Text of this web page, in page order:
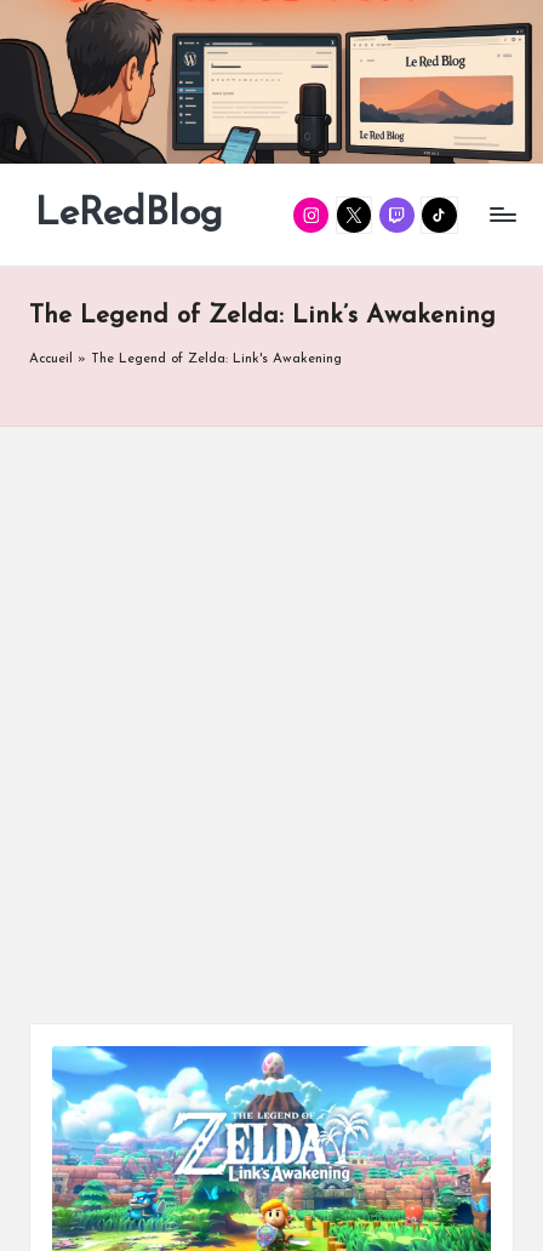
Skip
content
LeRedBlog
Gaming
Manga
Instagram
TwitterTwitchTikTok
The Legend of Zelda: Link’s Awakening
Accueil » The Legend of Zelda: Link's Awakening